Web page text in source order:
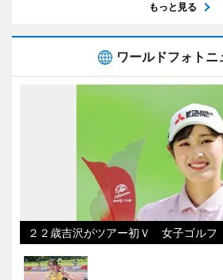
もっと見る
ワールドフォトニ
２２歳吉沢がツアー初Ｖ 女子ゴルフ